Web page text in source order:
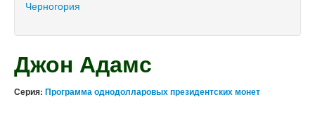
Черногория
Джон Адамс
Серия: Программа однодолларовых президентских монет